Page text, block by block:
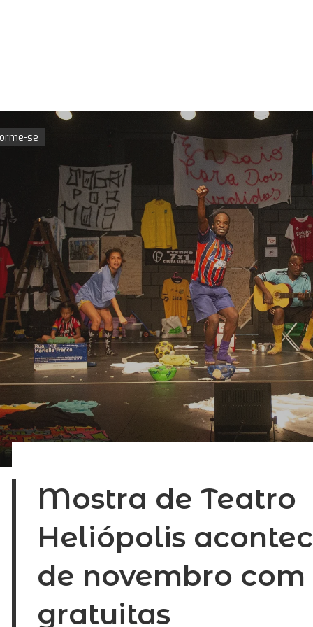
se
Mostra de Teatro
Heliópolis
de novembro com
gratuitas